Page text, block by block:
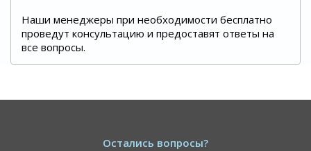
Наши менеджеры при необходимости бесплатно
проведут консультацию и предоставят ответы на
все вопросы.
Остались вопросы?